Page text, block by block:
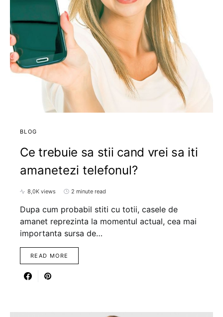
BLOG
Ce trebuie sa stii cand vrei sa iti
amanetezi telefonul?
8,0K views 2 minute read
Dupa cum probabil stiti cu totii, casele de
amanet reprezinta la momentul actual, cea mai
importanta sursa de…
READ MORE